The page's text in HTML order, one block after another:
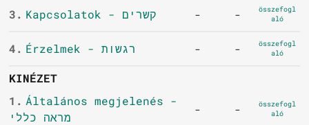
3. Kapcsolatok - קשרים - -
összefogl
aló
4. Érzelmek - רגשות - -
összefogl
aló
KINÉZET
1. Általános megjelenés -
מראה כללי
- -
összefogl
aló